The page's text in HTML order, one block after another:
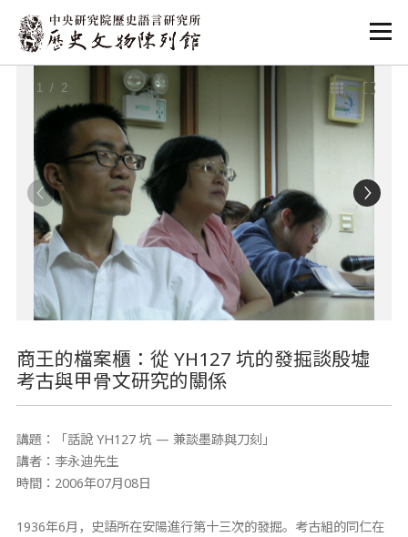
:::
:::
1/ 2
商王的檔案櫃：從 YH127 坑的發掘談殷墟
考古與甲骨文研究的關係
講題：「話說 YH127 坑 — 兼談墨跡與刀刻」
講者：李永迪先生
時間：2006年07月08日
1936年6月，史語所在安陽進行第十三次的發掘。考古組的同仁在